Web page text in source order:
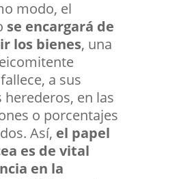
modo, el
se encargará de
los bienes, una
a sus
en las
o porcentajes
Así, el papel
es de vital
en la